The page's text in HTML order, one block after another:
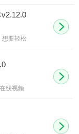
想要轻松
线视频